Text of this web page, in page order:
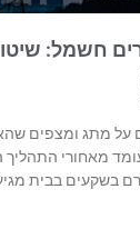
חשמל:
על מתג ומצפים
מאחורי
בשקעים בבית מגיע